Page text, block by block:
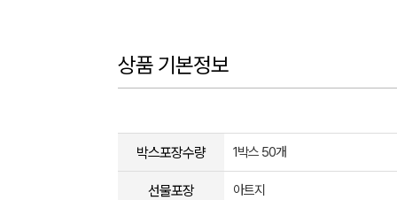
상품 기본정보
박스포장수량 1박스 50개
선물포장 아트지